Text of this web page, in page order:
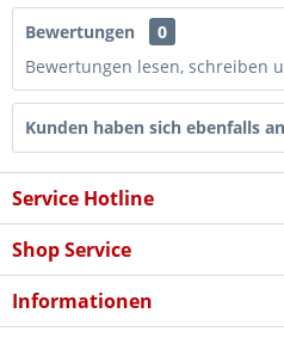
Bewertungen
0
Bewertungen lesen, schreiben
Kunden haben sich ebenfalls
Service Hotline
Shop Service
Informationen